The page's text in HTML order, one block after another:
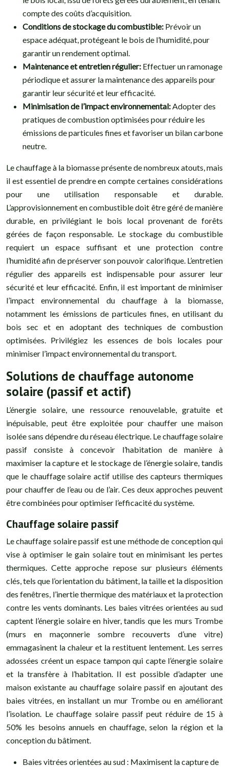
compte des coûts d’acquisition.
Conditions de stockage du combustible: Prévoir un
espace adéquat, protégeant le bois de l’humidité, pour
garantir un rendement optimal.
Maintenance et entretien régulier: Effectuer un ramonage
périodique et assurer la maintenance des appareils pour
garantir leur sécurité et leur efficacité.
Minimisation de l’impact environnemental:Adopter des
pratiques de combustion optimisées pour réduire les
émissions de particules fines et favoriser un bilan carbone
neutre.
Le chauffage à la biomasse présente de nombreux atouts, mais
il est essentiel de prendre en compte certaines considérations
pour une utilisation responsable et durable.
L’approvisionnement en combustible doit être géré de manière
durable, en privilégiant le bois local provenant de forêts
gérées de façon responsable. Le stockage du combustible
requiert un espace suffisant et une protection contre
l’humidité afin de préserver son pouvoir calorifique. L’entretien
régulier des appareils est indispensable pour assurer leur
sécurité et leur efficacité. Enfin, il est important de minimiser
l’impact environnemental du chauffage à la biomasse,
notamment les émissions de particules fines, en utilisant du
bois sec et en adoptant des techniques de combustion
optimisées. Privilégiez les essences de bois locales pour
minimiser l’impact environnemental du transport.
Solutions de chauffage autonome
solaire (passif et actif)
L’énergie solaire, une ressource renouvelable, gratuite et
inépuisable, peut être exploitée pour chauffer une maison
isolée sans dépendre du réseau électrique. Le chauffage solaire
passif consiste à concevoir l’habitation de manière à
maximiser la capture et le stockage de l’énergie solaire, tandis
que le chauffage solaire actif utilise des capteurs thermiques
pour chauffer de l’eau ou de l’air. Ces deux approches peuvent
être combinées pour optimiser l’efficacité du système.
Chauffage solaire passif
Le chauffage solaire passif est une méthode de conception qui
vise à optimiser le gain solaire tout en minimisant les pertes
thermiques. Cette approche repose sur plusieurs éléments
clés, tels que l’orientation du bâtiment, la taille et la disposition
des fenêtres, l’inertie thermique des matériaux et la protection
contre les vents dominants. Les baies vitrées orientées au sud
captent l’énergie solaire en hiver, tandis que les murs Trombe
(murs en maçonnerie sombre recouverts d’une vitre)
emmagasinent la chaleur et la restituent lentement. Les serres
adossées créent un espace tampon qui capte l’énergie solaire
et la transfère à l’habitation. Il est possible d’adapter une
maison existante au chauffage solaire passif en ajoutant des
baies vitrées, en installant un mur Trombe ou en améliorant
l’isolation. Le chauffage solaire passif peut réduire de 15 à
50% les besoins annuels en chauffage, selon la région et la
conception du bâtiment.
Baies vitrées orientées au sud : Maximisent la capture de